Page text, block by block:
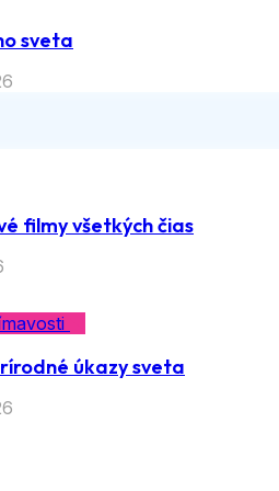
sveta
filmy všetkých čias
úkazy sveta